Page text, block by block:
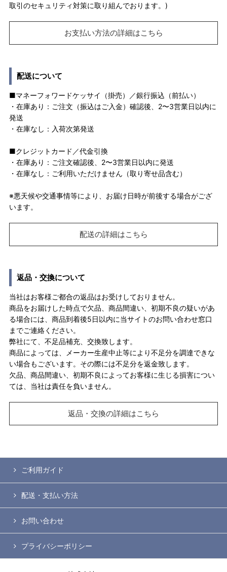
取引のセキュリティ対策に取り組んでおります。)
お支払い方法の詳細はこちら
配送について
■マネーフォワードケッサイ（掛売）／銀行振込（前払い）
・在庫あり：ご注文（振込はご入金）確認後、2〜3営業日以内に
発送
・在庫なし：入荷次第発送
■クレジットカード／代金引換
・在庫あり：ご注文確認後、2〜3営業日以内に発送
・在庫なし：ご利用いただけません（取り寄せ品含む）
※悪天候や交通事情等により、お届け日時が前後する場合がござ
います。
配送の詳細はこちら
返品・交換について
当社はお客様ご都合の返品はお受けしておりません。
商品をお届けした時点で欠品、商品間違い、初期不良の疑いがあ
る場合には、商品到着後5日以内に当サイトのお問い合わせ窓口
までご連絡ください。
弊社にて、不足品補充、交換致します。
商品によっては、メーカー生産中止等により不足分を調達できな
い場合もございます。その際には不足分を返金致します。
欠品、商品間違い、初期不良によってお客様に生じる損害につい
ては、当社は責任を負いません。
返品・交換の詳細はこちら
ご利用ガイド
配送・支払い方法
お問い合わせ
プライバシーポリシー